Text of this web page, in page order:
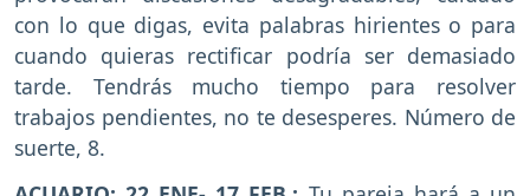
con lo que digas, evita palabras hirientes o para
cuando quieras rectificar podría ser demasiado
tarde. Tendrás mucho tiempo para resolver
trabajos pendientes, no te desesperes. Número de
suerte, 8.